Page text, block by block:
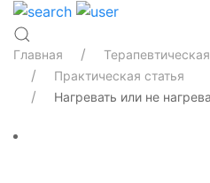
Главная
Практическая статья
Нагревать или не